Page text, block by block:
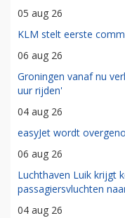
05 aug 26
KLM stelt eerste
06 aug 26
Groningen vanaf nu
uur rijden'
04 aug 26
easyJet wordt
06 aug 26
Luchthaven Luik krijgt
passagiersvluchten
04 aug 26